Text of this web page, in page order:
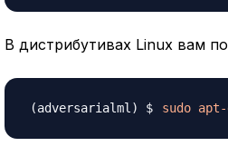
В дистрибутивах Linux вам
sudo